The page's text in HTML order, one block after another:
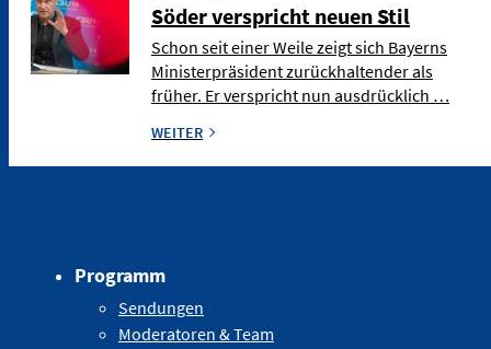
Söder verspricht neuen Stil
Schon seit einer Weile zeigt sich Bayerns
Ministerpräsident zurückhaltender als
früher. Er verspricht nun ausdrücklich …
WEITER
Programm
Sendungen
Moderatoren & Team